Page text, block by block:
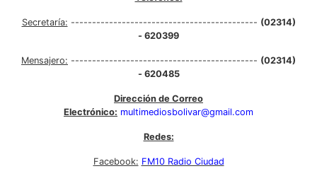
Secretaría: -------------------------------------------- (02314)
- 620399
Mensajero: -------------------------------------------- (02314)
- 620485
Dirección de Correo
Electrónico: multimediosbolivar@gmail.com
Redes:
Facebook: FM10 Radio Ciudad